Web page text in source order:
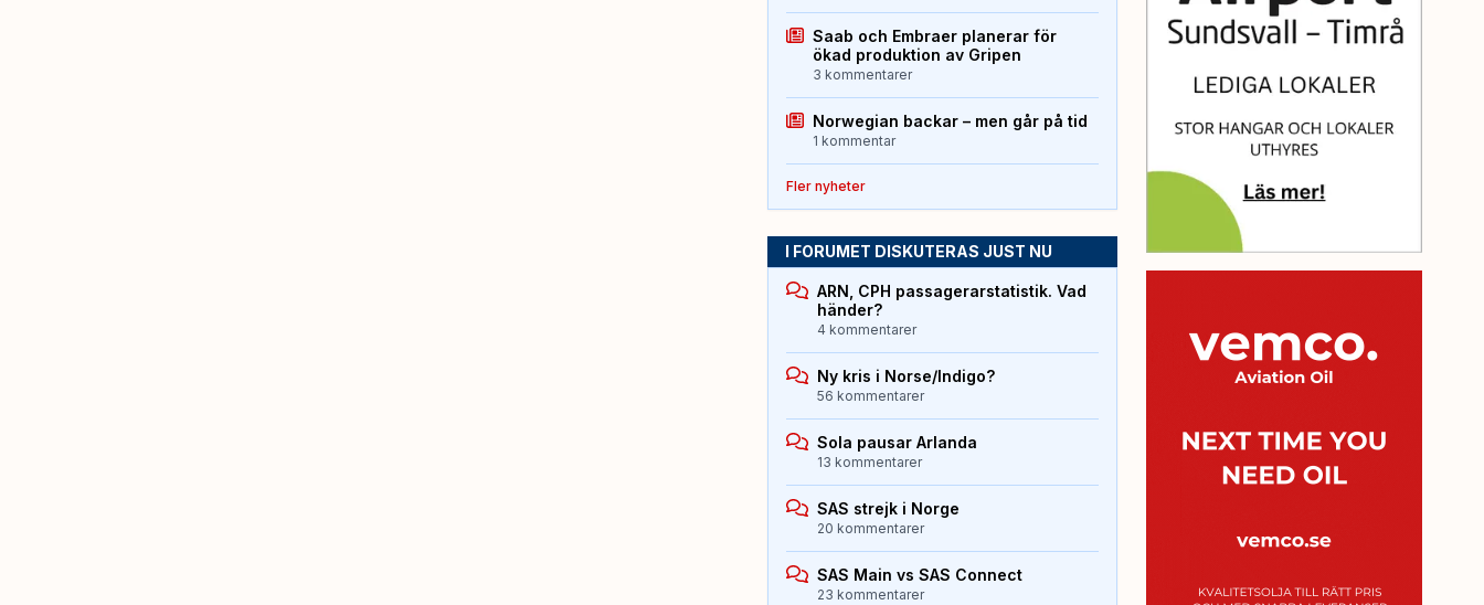
Saab och Embraer planerar för
ökad produktion av Gripen
3 kommentarer
Norwegian backar – men går på tid
1 kommentar
Fler nyheter
I FORUMET DISKUTERAS JUST NU
ARN, CPH passagerarstatistik. Vad
händer?
4 kommentarer
Ny kris i Norse/Indigo?
56 kommentarer
Sola pausar Arlanda
13 kommentarer
SAS strejk i Norge
20 kommentarer
SAS Main vs SAS Connect
23 kommentarer